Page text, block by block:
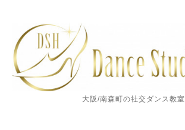
大阪/南森町の社交ダンス教室